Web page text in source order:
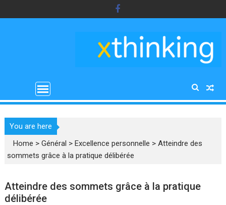
to
You are here
Home >Général >Excellence personnelle >Atteindre des
sommets grâce à la pratique délibérée
Atteindre des sommets grâce à la pratique
délibérée